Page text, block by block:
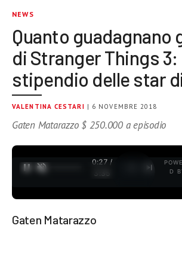
NEWS
Quanto guadagnano
di Stranger Things 3:
stipendio delle star
VALENTINA CESTARI | 6 NOVEMBRE 2018
Gaten Matarazzo $ 250.000 a episodio
0:28 /
3:35
D
Gaten Matarazzo